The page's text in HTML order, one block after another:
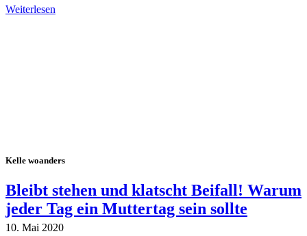
Weiterlesen
Kelle woanders
Bleibt stehen und klatscht Beifall! Warum
jeder Tag ein Muttertag sein sollte
10. Mai 2020